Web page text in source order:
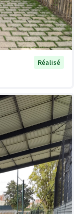
Réalisé